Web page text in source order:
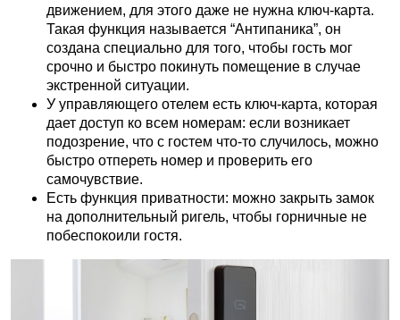
движением, для этого даже не нужна ключ-карта.
Такая функция называется “Антипаника”, он
создана специально для того, чтобы гость мог
срочно и быстро покинуть помещение в случае
экстренной ситуации.
У управляющего отелем есть ключ-карта, которая
дает доступ ко всем номерам: если возникает
подозрение, что с гостем что-то случилось, можно
быстро отпереть номер и проверить его
самочувствие.
Есть функция приватности: можно закрыть замок
на дополнительный ригель, чтобы горничные не
побеспокоили гостя.